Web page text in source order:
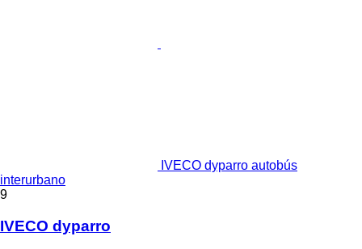
IVECO dyparro autobús
interurbano
9
IVECO dyparro